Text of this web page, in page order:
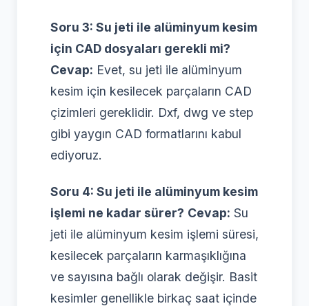
Soru 3: Su jeti ile alüminyum kesim
için CAD dosyaları gerekli mi?
Cevap: Evet, su jeti ile alüminyum
kesim için kesilecek parçaların CAD
çizimleri gereklidir. Dxf, dwg ve step
gibi yaygın CAD formatlarını kabul
ediyoruz.
Soru 4: Su jeti ile alüminyum kesim
işlemi ne kadar sürer? Cevap: Su
jeti ile alüminyum kesim işlemi süresi,
kesilecek parçaların karmaşıklığına
ve sayısına bağlı olarak değişir. Basit
kesimler genellikle birkaç saat içinde